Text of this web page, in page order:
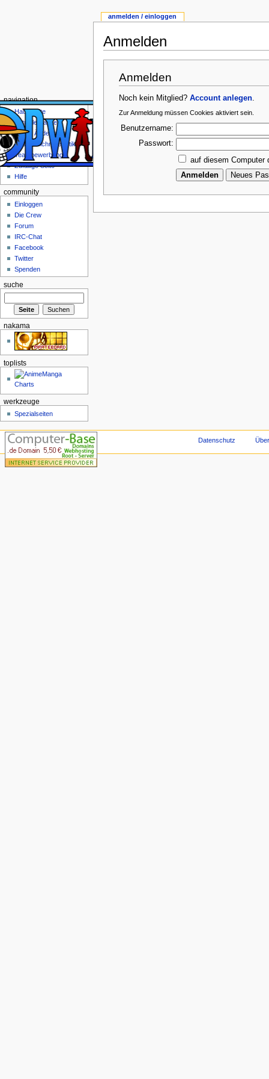
Anmelden
Anmelden
Noch kein Mitglied?Account anlegen.
Zur Anmeldung müssen Cookies aktiviert sein.
Benutzername:
Passwort:
auf diesem Computer
anmelden / einloggen
navigation
Hauptseite
Aktuelle Kapitel
Letzte Änderungen
Ausgezeichnete Artikel
Teambewerbung
Zufällige Seite
Hilfe
community
Einloggen
Die Crew
Forum
IRC-Chat
Facebook
Twitter
Spenden
suche
nakama
toplists
werkzeuge
Spezialseiten
Datenschutz